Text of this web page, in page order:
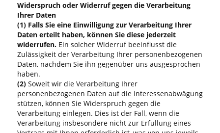
Widerspruch oder Widerruf gegen die Verarbeitung
Ihrer Daten
(1) Falls Sie eine Einwilligung zur Verarbeitung Ihrer
Daten erteilt haben, können Sie diese jederzeit
widerrufen. Ein solcher Widerruf beeinflusst die
Zulässigkeit der Verarbeitung Ihrer personenbezogenen
Daten, nachdem Sie ihn gegenüber uns ausgesprochen
haben.
(2) Soweit wir die Verarbeitung Ihrer
personenbezogenen Daten auf die Interessenabwägung
stützen, können Sie Widerspruch gegen die
Verarbeitung einlegen. Dies ist der Fall, wenn die
Verarbeitung insbesondere nicht zur Erfüllung eines